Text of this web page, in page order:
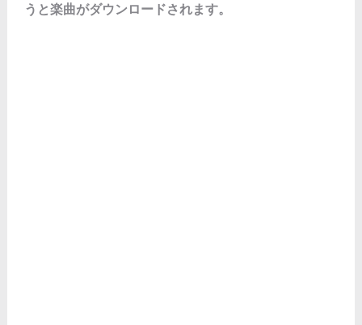
うと楽曲がダウンロードされます。